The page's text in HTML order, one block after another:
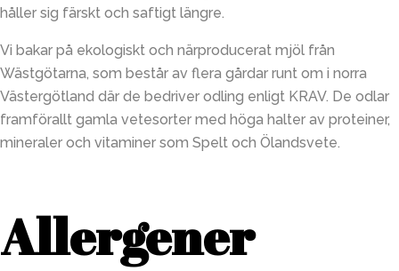
håller sig färskt och saftigt längre.
Vi bakar på ekologiskt och närproducerat mjöl från
Wästgötarna, som består av flera gårdar runt om i norra
Västergötland där de bedriver odling enligt KRAV. De odlar
framförallt gamla vetesorter med höga halter av proteiner,
mineraler och vitaminer som Spelt och Ölandsvete.
Allergener